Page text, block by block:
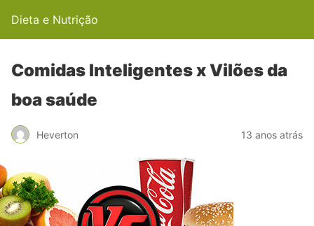
Dieta e Nutrição
Comidas Inteligentes x Vilões da
boa saúde
Heverton 13 anos atrás